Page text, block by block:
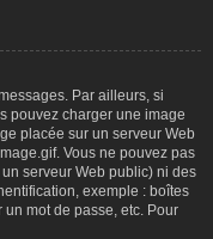
Par ailleurs, si
pouvez charger une image
placée sur un serveur Web
Vous ne pouvez pas
serveur Web public) ni des
exemple : boîtes
mot de passe, etc. Pour